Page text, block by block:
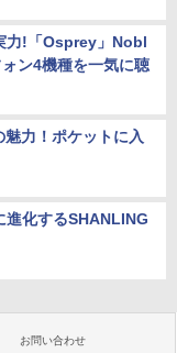
力!「Osprey」Nobl
ン4機種を一気に聴
力！ポケットに入
進化するSHANLING
お問い合わせ